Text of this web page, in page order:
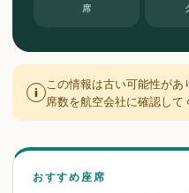
席
i
この情報は古い可能性が
席数を航空会社に確認して
おすすめ座席